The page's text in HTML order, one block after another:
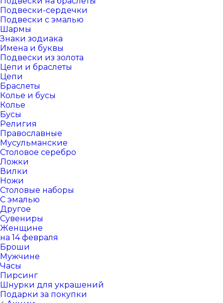
Подвески-сердечки
Подвески с эмалью
Шармы
Знаки зодиака
Имена и буквы
Подвески из золота
Цепи и браслеты
Цепи
Браслеты
Колье и бусы
Колье
Бусы
Религия
Православные
Мусульманские
Столовое серебро
Ложки
Вилки
Ножи
Столовые наборы
С эмалью
Другое
Сувениры
Женщине
на 14 февраля
Броши
Мужчине
Часы
Пирсинг
Шнурки для украшений
Подарки за покупки